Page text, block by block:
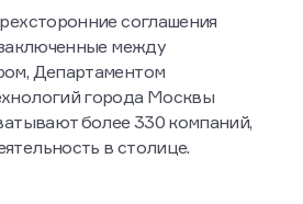
соглашения
между
Департаментом
города Москвы
более 330 компаний,
в столице.